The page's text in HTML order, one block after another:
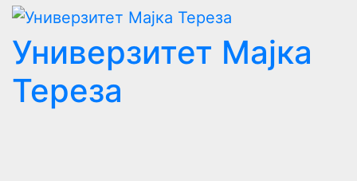
Skip
content
Универзитет Мајка
Тереза